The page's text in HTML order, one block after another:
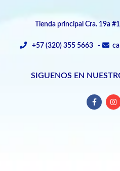
Tienda principal Cra. 19a
+57 (320) 355 5663 -
SIGUENOS EN